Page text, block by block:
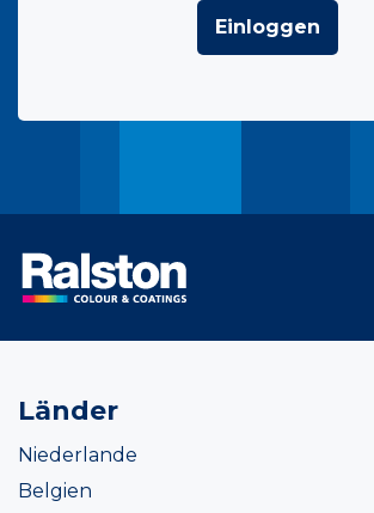
Einloggen
Länder
Niederlande
Belgien